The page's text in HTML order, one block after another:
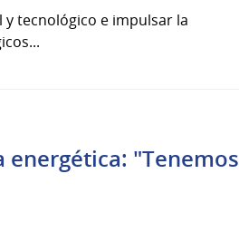
tecnológico e impulsar la
"Tenemos